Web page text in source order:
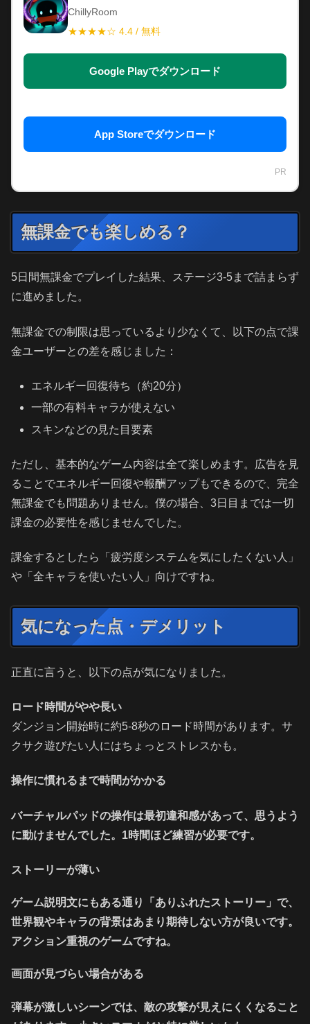
ChillyRoom
★★★★☆ 4.4 / 無料
Google Playでダウンロード
App Storeでダウンロード
PR
無課金でも楽しめる？
5日間無課金でプレイした結果、ステージ3-5まで詰まらず
に進めました。
無課金での制限は思っているより少なくて、以下の点で課
金ユーザーとの差を感じました：
エネルギー回復待ち（約20分）
一部の有料キャラが使えない
スキンなどの見た目要素
ただし、基本的なゲーム内容は全て楽しめます。広告を見
ることでエネルギー回復や報酬アップもできるので、完全
無課金でも問題ありません。僕の場合、3日目までは一切
課金の必要性を感じませんでした。
課金するとしたら「疲労度システムを気にしたくない人」
や「全キャラを使いたい人」向けですね。
気になった点・デメリット
正直に言うと、以下の点が気になりました。
ロード時間がやや長い
ダンジョン開始時に約5-8秒のロード時間があります。サ
クサク遊びたい人にはちょっとストレスかも。
操作に慣れるまで時間がかかる
バーチャルパッドの操作は最初違和感があって、思うよう
に動けませんでした。1時間ほど練習が必要です。
ストーリーが薄い
ゲーム説明文にもある通り「ありふれたストーリー」で、
世界観やキャラの背景はあまり期待しない方が良いです。
アクション重視のゲームですね。
画面が見づらい場合がある
弾幕が激しいシーンでは、敵の攻撃が見えにくくなること